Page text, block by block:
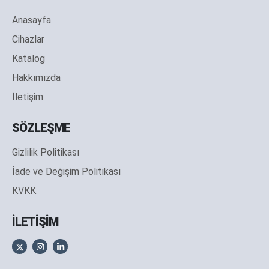
Anasayfa
Cihazlar
Katalog
Hakkımızda
İletişim
SÖZLEŞME
Gizlilik Politikası
İade ve Değişim Politikası
KVKK
İLETİŞİM